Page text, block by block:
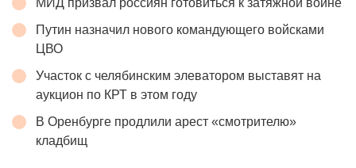
Путин назначил нового командующего войсками
ЦВО
Участок с челябинским элеватором выставят на
аукцион по КРТ в этом году
В Оренбурге продлили арест «смотрителю»
кладбищ